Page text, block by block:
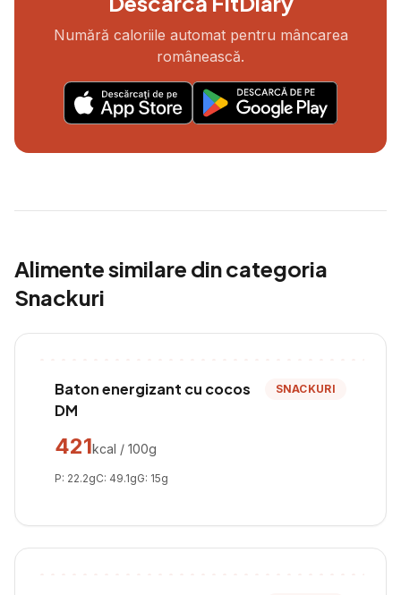
Numără caloriile automat pentru mâncarea
românească.
Alimente similare din categoria
Snackuri
Baton energizant cu cocos
DM
SNACKURI
421kcal / 100g
P: 22.2gC: 49.1gG: 15g